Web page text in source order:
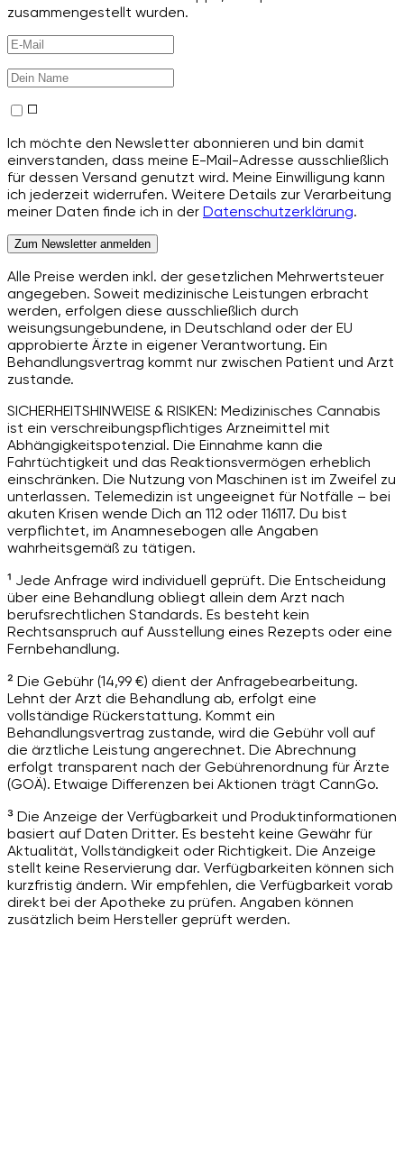
zusammengestellt wurden.
Ich möchte den Newsletter abonnieren und bin damit
einverstanden, dass meine E-Mail-Adresse ausschließlich
für dessen Versand genutzt wird. Meine Einwilligung kann
ich jederzeit widerrufen. Weitere Details zur Verarbeitung
meiner Daten finde ich in der Datenschutzerklärung.
Zum Newsletter anmelden
Alle Preise werden inkl. der gesetzlichen Mehrwertsteuer
angegeben. Soweit medizinische Leistungen erbracht
werden, erfolgen diese ausschließlich durch
weisungsungebundene, in Deutschland oder der EU
approbierte Ärzte in eigener Verantwortung. Ein
Behandlungsvertrag kommt nur zwischen Patient und Arzt
zustande.
SICHERHEITSHINWEISE & RISIKEN: Medizinisches Cannabis
ist ein verschreibungspflichtiges Arzneimittel mit
Abhängigkeitspotenzial. Die Einnahme kann die
Fahrtüchtigkeit und das Reaktionsvermögen erheblich
einschränken. Die Nutzung von Maschinen ist im Zweifel zu
unterlassen. Telemedizin ist ungeeignet für Notfälle – bei
akuten Krisen wende Dich an 112 oder 116117. Du bist
verpflichtet, im Anamnesebogen alle Angaben
wahrheitsgemäß zu tätigen.
¹ Jede Anfrage wird individuell geprüft. Die Entscheidung
über eine Behandlung obliegt allein dem Arzt nach
berufsrechtlichen Standards. Es besteht kein
Rechtsanspruch auf Ausstellung eines Rezepts oder eine
Fernbehandlung.
² Die Gebühr (14,99 €) dient der Anfragebearbeitung.
Lehnt der Arzt die Behandlung ab, erfolgt eine
vollständige Rückerstattung. Kommt ein
Behandlungsvertrag zustande, wird die Gebühr voll auf
die ärztliche Leistung angerechnet. Die Abrechnung
erfolgt transparent nach der Gebührenordnung für Ärzte
(GOÄ). Etwaige Differenzen bei Aktionen trägt CannGo.
³ Die Anzeige der Verfügbarkeit und Produktinformationen
basiert auf Daten Dritter. Es besteht keine Gewähr für
Aktualität, Vollständigkeit oder Richtigkeit. Die Anzeige
stellt keine Reservierung dar. Verfügbarkeiten können sich
kurzfristig ändern. Wir empfehlen, die Verfügbarkeit vorab
direkt bei der Apotheke zu prüfen. Angaben können
zusätzlich beim Hersteller geprüft werden.